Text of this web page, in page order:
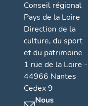
Conseil régional
Pays de la Loire
Direction de la
culture, du sport
et du patrimoine
1 rue de la Loire -
44966 Nantes
Cedex 9
Nous